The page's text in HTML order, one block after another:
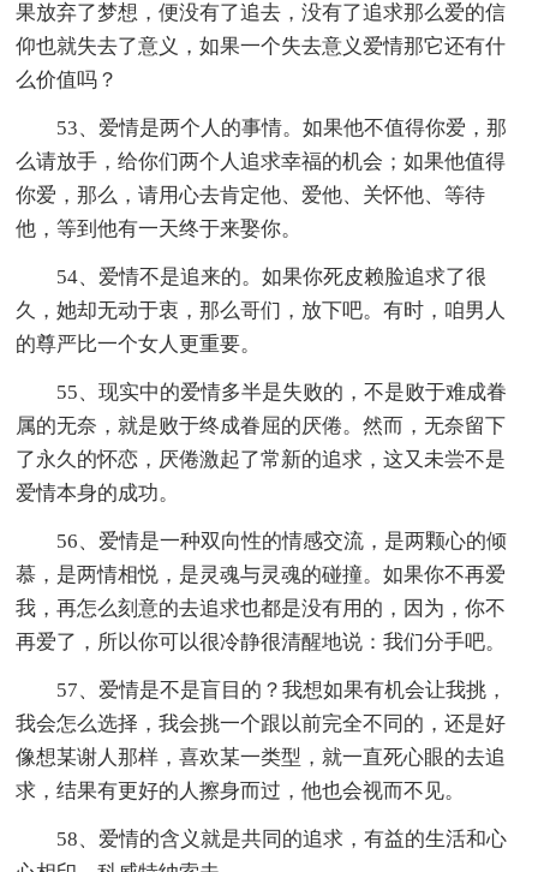
果放弃了梦想，便没有了追去，没有了追求那么爱的信
仰也就失去了意义，如果一个失去意义爱情那它还有什
么价值吗？
53、爱情是两个人的事情。如果他不值得你爱，那
么请放手，给你们两个人追求幸福的机会；如果他值得
你爱，那么，请用心去肯定他、爱他、关怀他、等待
他，等到他有一天终于来娶你。
54、爱情不是追来的。如果你死皮赖脸追求了很
久，她却无动于衷，那么哥们，放下吧。有时，咱男人
的尊严比一个女人更重要。
55、现实中的爱情多半是失败的，不是败于难成眷
属的无奈，就是败于终成眷屈的厌倦。然而，无奈留下
了永久的怀恋，厌倦激起了常新的追求，这又未尝不是
爱情本身的成功。
56、爱情是一种双向性的情感交流，是两颗心的倾
慕，是两情相悦，是灵魂与灵魂的碰撞。如果你不再爱
我，再怎么刻意的去追求也都是没有用的，因为，你不
再爱了，所以你可以很冷静很清醒地说：我们分手吧。
57、爱情是不是盲目的？我想如果有机会让我挑，
我会怎么选择，我会挑一个跟以前完全不同的，还是好
像想某谢人那样，喜欢某一类型，就一直死心眼的去追
求，结果有更好的人擦身而过，他也会视而不见。
58、爱情的含义就是共同的追求，有益的生活和心